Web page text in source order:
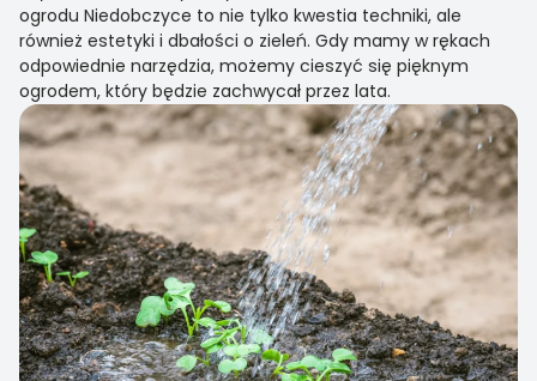
ogrodu Niedobczyce to nie tylko kwestia techniki, ale
również estetyki i dbałości o zieleń. Gdy mamy w rękach
odpowiednie narzędzia, możemy cieszyć się pięknym
ogrodem, który będzie zachwycał przez lata.